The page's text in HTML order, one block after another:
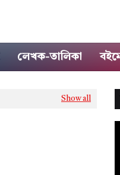
লেখক-তালিকা
Show all